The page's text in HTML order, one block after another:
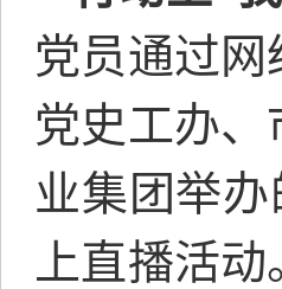
党员通过
党史工办
业集团举
上直播活